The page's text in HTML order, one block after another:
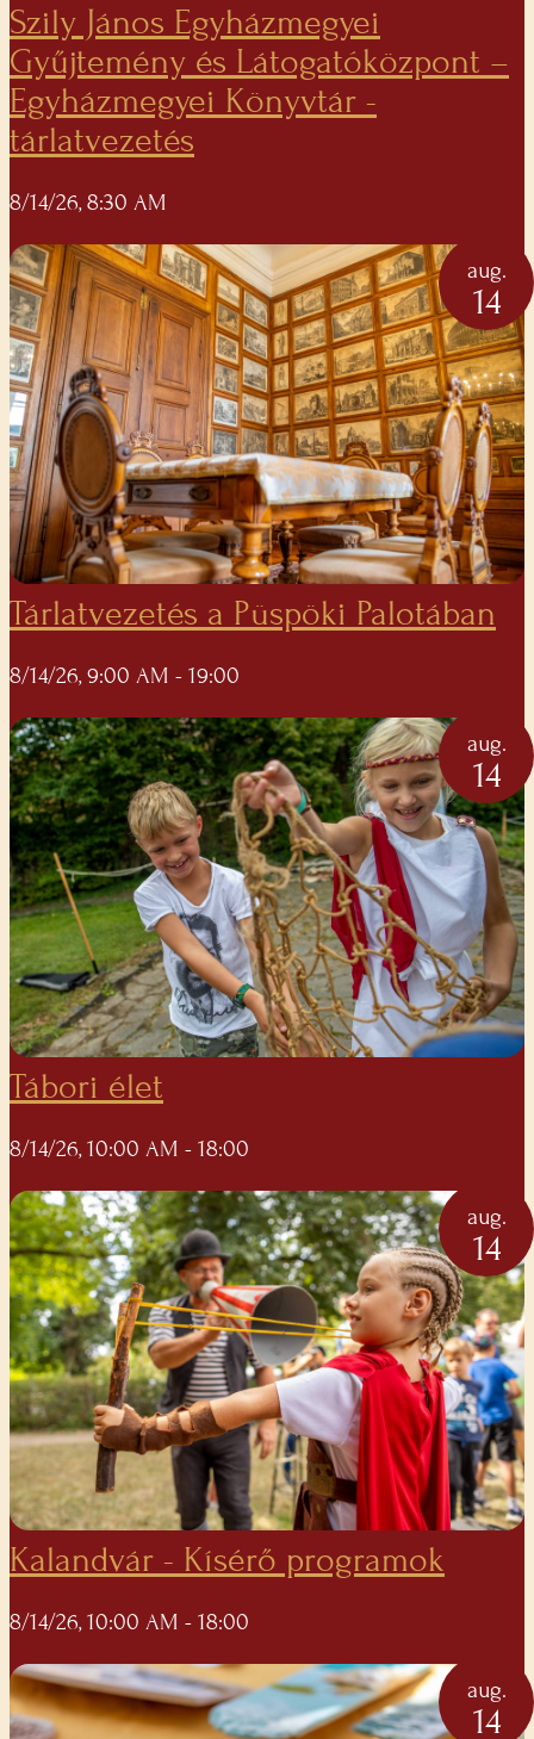
Szily János Egyházmegyei
Gyűjtemény és Látogatóközpont –
Egyházmegyei Könyvtár -
tárlatvezetés
8/14/26, 8:30 AM
aug.
14
Tárlatvezetés a Püspöki Palotában
8/14/26, 9:00 AM - 19:00
aug.
14
Tábori élet
8/14/26, 10:00 AM - 18:00
aug.
14
Kalandvár - Kísérő programok
8/14/26, 10:00 AM - 18:00
aug.
14